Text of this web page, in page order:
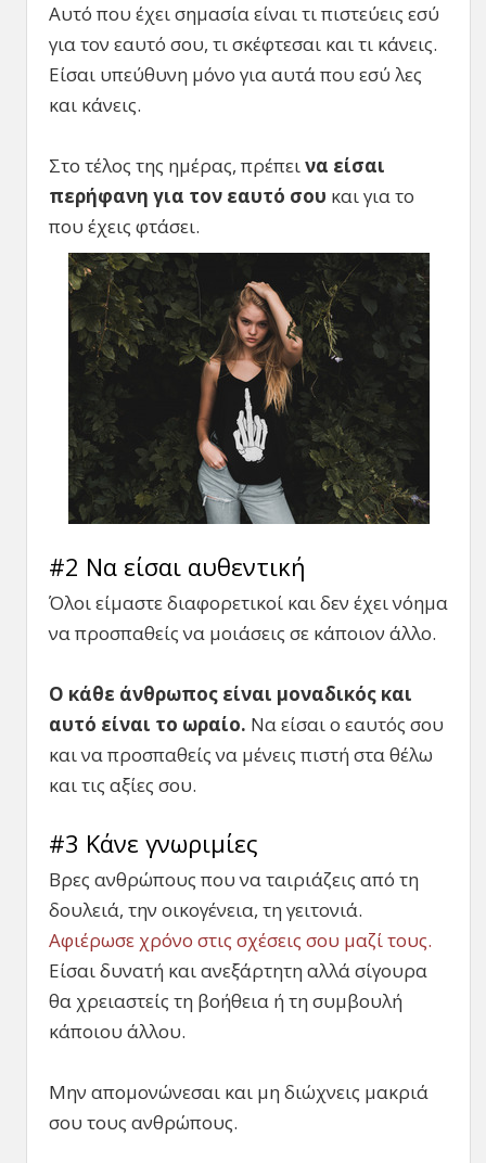
Αυτό που έχει σημασία είναι τι πιστεύεις εσύ
για τον εαυτό σου, τι σκέφτεσαι και τι κάνεις.
Είσαι υπεύθυνη μόνο για αυτά που εσύ λες
και κάνεις.
Στο τέλος της ημέρας, πρέπεινα είσαι
περήφανη για τον εαυτό σου και για το
που έχεις φτάσει.
#2 Να είσαι αυθεντική
Όλοι είμαστε διαφορετικοί και δεν έχει νόημα
να προσπαθείς να μοιάσεις σε κάποιον άλλο.
Ο κάθε άνθρωπος είναι μοναδικός και
αυτό είναι το ωραίο. Να είσαι ο εαυτός σου
και να προσπαθείς να μένεις πιστή στα θέλω
και τις αξίες σου.
#3 Κάνε γνωριμίες
Βρες ανθρώπους που να ταιριάζεις από τη
δουλειά, την οικογένεια, τη γειτονιά.
Αφιέρωσε χρόνο στις σχέσεις σου μαζί τους.
Είσαι δυνατή και ανεξάρτητη αλλά σίγουρα
θα χρειαστείς τη βοήθεια ή τη συμβουλή
κάποιου άλλου.
Μην απομονώνεσαι και μη διώχνεις μακριά
σου τους ανθρώπους.